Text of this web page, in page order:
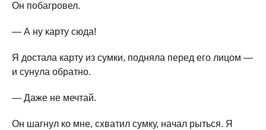
Он побагровел.
— А ну карту сюда!
Я достала карту из сумки, подняла перед его лицом —
и сунула обратно.
— Даже не мечтай.
Он шагнул ко мне, схватил сумку, начал рыться. Я